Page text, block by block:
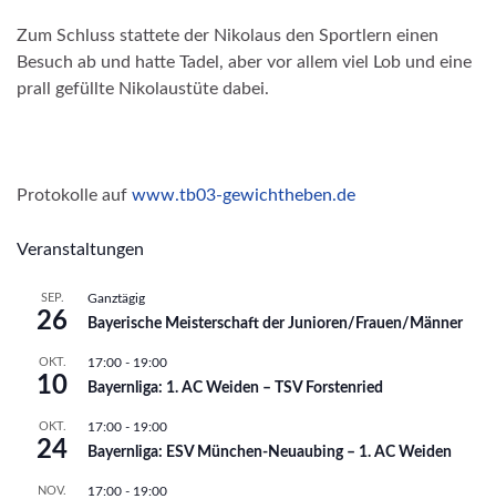
Zum Schluss stattete der Nikolaus den Sportlern einen
Besuch ab und hatte Tadel, aber vor allem viel Lob und eine
prall gefüllte Nikolaustüte dabei.
Protokolle auf www.tb03-gewichtheben.de
Veranstaltungen
SEP.
26
Ganztägig
Bayerische Meisterschaft der Junioren/Frauen/Männer
OKT.
10
17:00 - 19:00
Bayernliga: 1. AC Weiden – TSV Forstenried
OKT.
24
17:00 - 19:00
Bayernliga: ESV München-Neuaubing – 1. AC Weiden
NOV. 17:00 - 19:00